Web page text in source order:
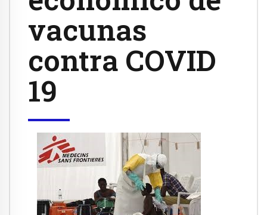
vacunas
contra COVID
19